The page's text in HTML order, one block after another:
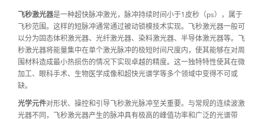
飞秒激光器是一种超快脉冲激光，脉冲持续时间小于1皮秒（ps），属于
飞秒范围。这样的短脉冲通常通过被动锁模技术实现。飞秒激光器一般可
以分为固态体积激光器、光纤激光器、染料激光器、半导体激光器等。飞
秒激光器将能量集中在单个激光脉冲的极短时间尺度内，使其能够在对周
围材料造成最小热损伤的情况下实现卓越的精度。这一独特特性使其在微
加工、眼科手术、生物医学成像和超快光谱学等多个领域中变得不可或
缺。
光学元件对形状、操控和引导飞秒激光脉冲至关重要。与常规的连续波激
光器不同，飞秒激光器产生的脉冲具有极高的峰值功率和广泛的光谱带